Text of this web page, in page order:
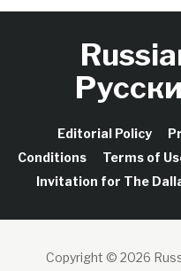
Editorial Policy
Conditions
Terms of
Invitation for The
Copyright © 2026